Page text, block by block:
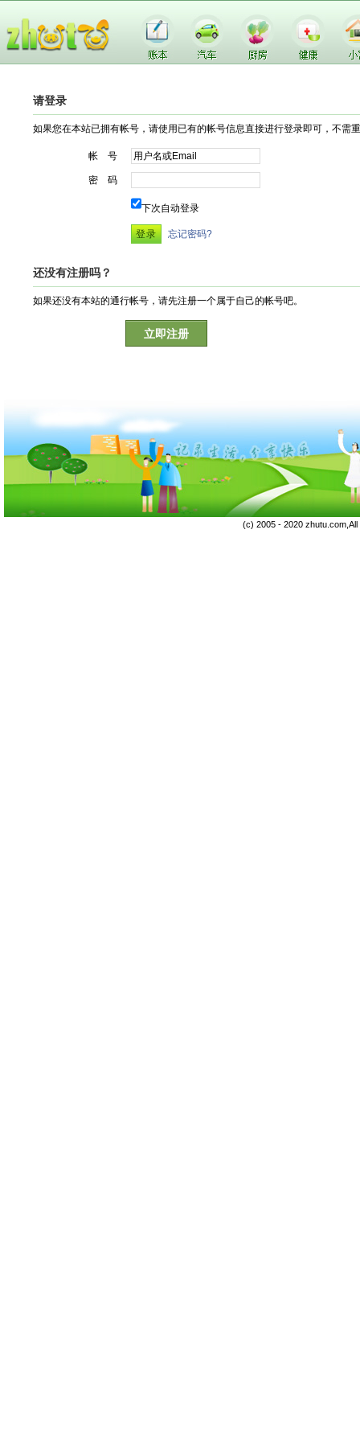
请登录
如果您在本站已拥有帐号，请使用已有的帐号信息直接进行登录即可，不需
帐 号
密 码
下次自动登录
忘记密码?
还没有注册吗？
如果还没有本站的通行帐号，请先注册一个属于自己的帐号吧。
立即注册
(c) 2005 - 2020